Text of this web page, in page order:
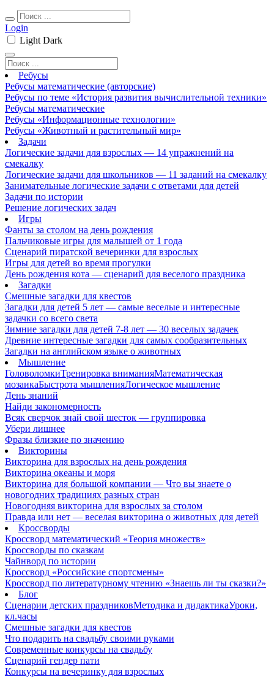
Login
Light Dark
Ребусы
Ребусы математические (авторские)
Ребусы по теме «История развития вычислительной техники»
Ребусы математические
Ребусы «Информационные технологии»
Ребусы «Животный и растительный мир»
Задачи
Логические задачи для взрослых — 14 упражнений на
смекалку
Логические задачи для школьников — 11 заданий на смекалку
Занимательные логические задачи с ответами для детей
Задачи по истории
Решение логических задач
Игры
Фанты за столом на день рождения
Пальчиковые игры для малышей от 1 года
Сценарий пиратской вечеринки для взрослых
Игры для детей во время прогулки
День рождения кота — сценарий для веселого праздника
Загадки
Смешные загадки для квестов
Загадки для детей 5 лет — самые веселые и интересные
задачки со всего света
Зимние загадки для детей 7-8 лет — 30 веселых задачек
Древние интересные загадки для самых сообразительных
Загадки на английском языке о животных
Мышление
ГоловоломкиТренировка вниманияМатематическая
мозаикаБыстрота мышленияЛогическое мышление
День знаний
Найди закономерность
Всяк сверчок знай свой шесток — группировка
Убери лишнее
Фразы близкие по значению
Викторины
Викторина для взрослых на день рождения
Викторина океаны и моря
Викторина для большой компании — Что вы знаете о
новогодних традициях разных стран
Новогодняя викторина для взрослых за столом
Правда или нет — веселая викторина о животных для детей
Кроссворды
Кроссворд математический «Теория множеств»
Кроссворды по сказкам
Чайнворд по истории
Кроссворд «Российские спортсмены»
Кроссворд по литературному чтению «Знаешь ли ты сказки?»
Блог
Сценарии детских праздниковМетодика и дидактикаУроки,
кл.часы
Смешные загадки для квестов
Что подарить на свадьбу своими руками
Современные конкурсы на свадьбу
Сценарий гендер пати
Конкурсы на вечеринку для взрослых